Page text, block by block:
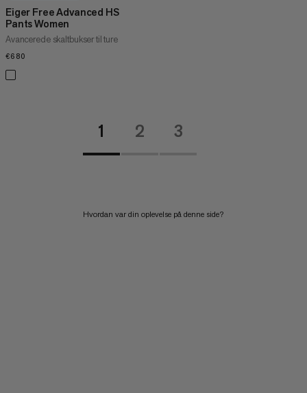
Eiger Free Advanced HS
Pants Women
Avancerede skaltbukser til ture
€680
1 2 3
Hvordan var din oplevelse på denne side?